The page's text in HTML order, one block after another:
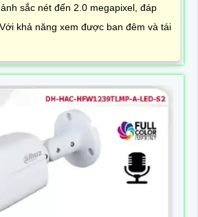
sắc nét đến 2.0 megapixel, đáp
khả năng xem được ban đêm và tái